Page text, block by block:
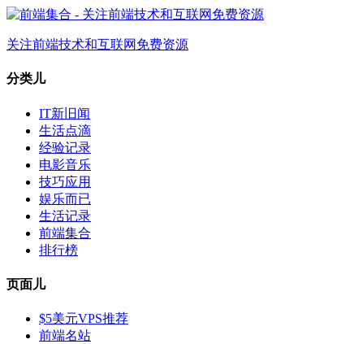
关注前端技术和互联网免费资源
分类儿
IT新旧闻
生活点滴
经验记录
电影音乐
技巧应用
娱乐而已
生活记录
前端集合
排行榜
页面儿
$5美元VPS推荐
前端名站